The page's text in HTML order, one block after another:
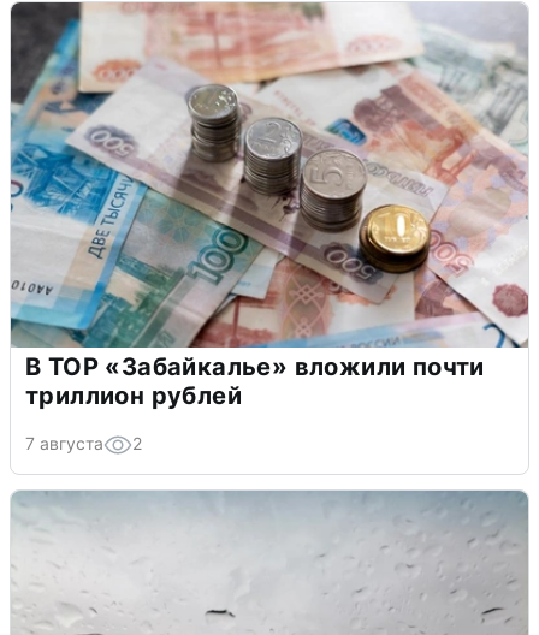
В ТОР «Забайкалье» вложили почти
триллион рублей
7 августа 2